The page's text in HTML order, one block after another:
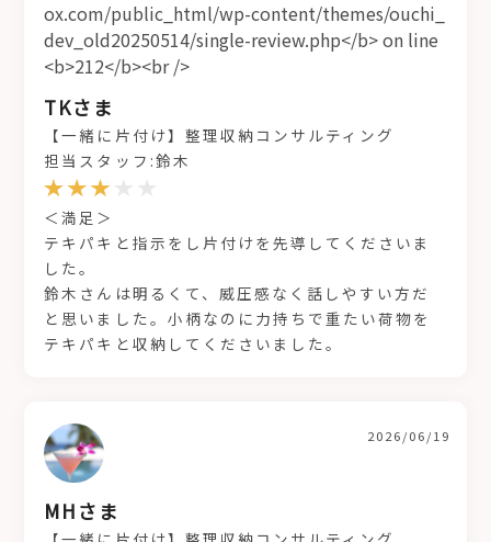
TKさま
【一緒に片付け】整理収納コンサルティング
担当スタッフ:鈴木
＜満足＞
テキパキと指示をし片付けを先導してくださいま
した。
鈴木さんは明るくて、威圧感なく話しやすい方だ
と思いました。小柄なのに力持ちで重たい荷物を
テキパキと収納してくださいました。
MHさま
2026/06/19